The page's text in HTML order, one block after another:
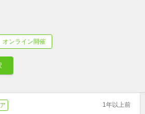
オンライン開催
1年以上前